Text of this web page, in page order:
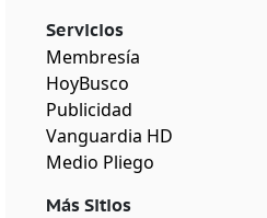
Servicios
Membresía
HoyBusco
Publicidad
Vanguardia HD
Medio Pliego
Más Sitios